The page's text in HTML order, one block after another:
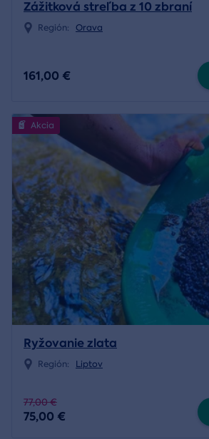
Zážitková streľba z 10 zbraní
Región: Orava
161,00 €
Akcia
Ryžovanie zlata
Región: Liptov
77,00 €
75,00 €